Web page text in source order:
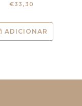
€33,30
ADICIONAR